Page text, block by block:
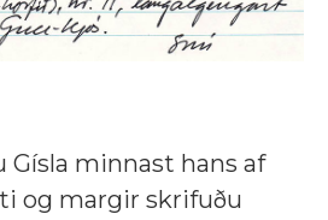
minnast hans af
og margir skrifuðu